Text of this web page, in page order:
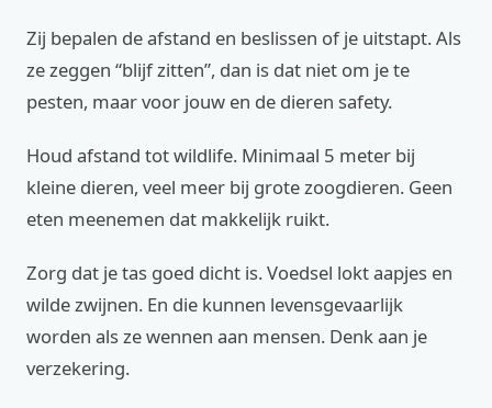
Zij bepalen de afstand en beslissen of je uitstapt. Als
ze zeggen “blijf zitten”, dan is dat niet om je te
pesten, maar voor jouw en de dieren safety.
Houd afstand tot wildlife. Minimaal 5 meter bij
kleine dieren, veel meer bij grote zoogdieren. Geen
eten meenemen dat makkelijk ruikt.
Zorg dat je tas goed dicht is. Voedsel lokt aapjes en
wilde zwijnen. En die kunnen levensgevaarlijk
worden als ze wennen aan mensen. Denk aan je
verzekering.